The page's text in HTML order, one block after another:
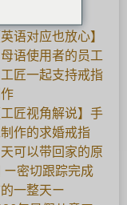
英语对应也放心】
语使用者的员工
匠一起支持戒指
工匠视角解说】手
作的求婚戒指
可以带回家的原
ー密切跟踪完成
一整天ー